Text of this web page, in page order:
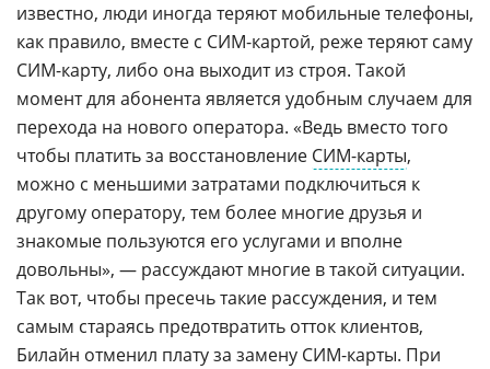
известно, люди иногда теряют мобильные телефоны,
как правило, вместе с СИМ-картой, реже теряют саму
СИМ-карту, либо она выходит из строя. Такой
момент для абонента является удобным случаем для
перехода на нового оператора. «Ведь вместо того
чтобы платить за восстановление СИМ-карты,
можно с меньшими затратами подключиться к
другому оператору, тем более многие друзья и
знакомые пользуются его услугами и вполне
довольны», — рассуждают многие в такой ситуации.
Так вот, чтобы пресечь такие рассуждения, и тем
самым стараясь предотвратить отток клиентов,
Билайн отменил плату за замену СИМ-карты. При